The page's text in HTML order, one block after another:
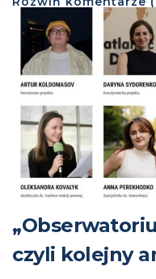
czyli kolejny